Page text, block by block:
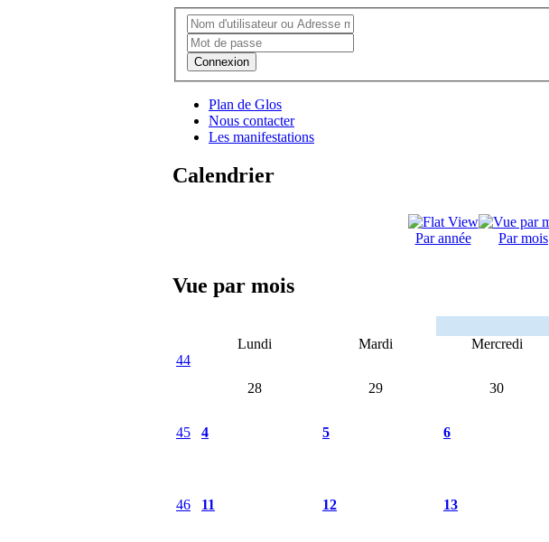
Connexion
Plan de Glos
Nous contacter
Les manifestations
Calendrier
Par année Par mois
Vue par mois
Lundi
Mardi Mercredi
44
28
29 30
45 4 5 6
46 11 12 13